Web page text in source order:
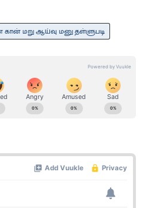
மறு ஆய்வு மனு தள்ளுபடி